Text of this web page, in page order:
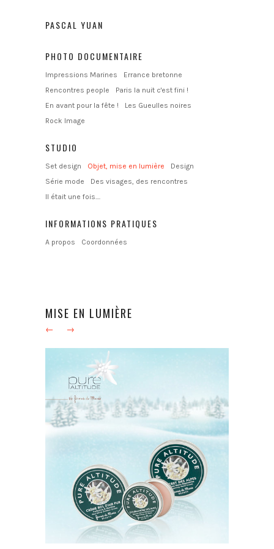
PASCAL YUAN
PHOTO DOCUMENTAIRE
Impressions Marines
Errance bretonne
Rencontres people
Paris la nuit c'est fini !
En avant pour la fête !
Les Gueulles noires
Rock Image
STUDIO
Set design Objet, mise en lumière
Design
Série mode
Des visages, des rencontres
Il était une fois....
INFORMATIONS PRATIQUES
A propos Coordonnées
MISE EN LUMIÈRE
← →